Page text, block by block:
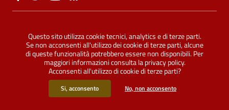
Sezione Link Utili
accessibilità | Credits | Mappa del sito | ConsulMedia
2026 Comune di Oristano - Tutti i diritti riservati
Questo sito utilizza cookie tecnici, analytics e di terze parti.
Se non acconsenti all'utilizzo dei cookie di terze parti, alcune
di queste funzionalità potrebbero essere non disponibili. Per
maggiori informazioni consulta laprivacy policy.
Acconsenti all'utilizzo di cookie di terze parti?
Si, acconsento No, non acconsento